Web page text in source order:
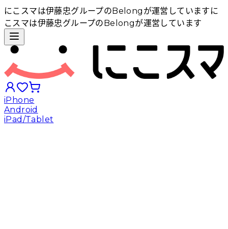
にこスマは伊藤忠グループのBelongが運営しています に
こスマは伊藤忠グループのBelongが運営しています
iPhone
Android
iPad/Tablet